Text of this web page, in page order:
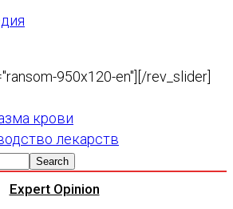
950x120-en"][/rev_slider]
крови
лекарств
Expert Opinion